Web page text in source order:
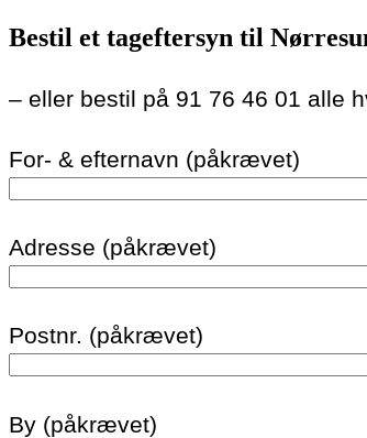
Bestil et tageftersyn til
– eller bestil på 91 76 46 01 alle
For- & efternavn (påkrævet)
Adresse (påkrævet)
Postnr. (påkrævet)
By (påkrævet)